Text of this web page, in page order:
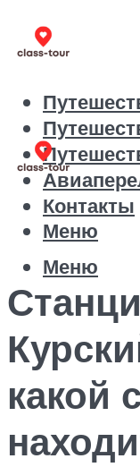
Контакты
Меню
Меню
какой